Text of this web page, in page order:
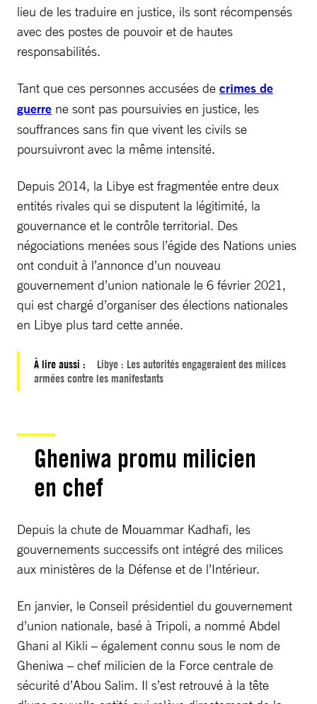
lieu de les traduire en justice, ils sont récompensés
avec des postes de pouvoir et de hautes
responsabilités.
Tant que ces personnes accusées de crimes de
guerre ne sont pas poursuivies en justice, les
souffrances sans fin que vivent les civils se
poursuivront avec la même intensité.
Depuis 2014, la Libye est fragmentée entre deux
entités rivales qui se disputent la légitimité, la
gouvernance et le contrôle territorial. Des
négociations menées sous l’égide des Nations unies
ont conduit à l’annonce d’un nouveau
gouvernement d’union nationale le 6 février 2021,
qui est chargé d’organiser des élections nationales
en Libye plus tard cette année.
À lire aussi :
Libye : Les autorités engageraient des milices
armées contre les manifestants
Gheniwa promu milicien
en chef
Depuis la chute de Mouammar Kadhafi, les
gouvernements successifs ont intégré des milices
aux ministères de la Défense et de l’Intérieur.
En janvier, le Conseil présidentiel du gouvernement
d’union nationale, basé à Tripoli, a nommé Abdel
Ghani al Kikli – également connu sous le nom de
Gheniwa – chef milicien de la Force centrale de
sécurité d’Abou Salim. Il s’est retrouvé à la tête